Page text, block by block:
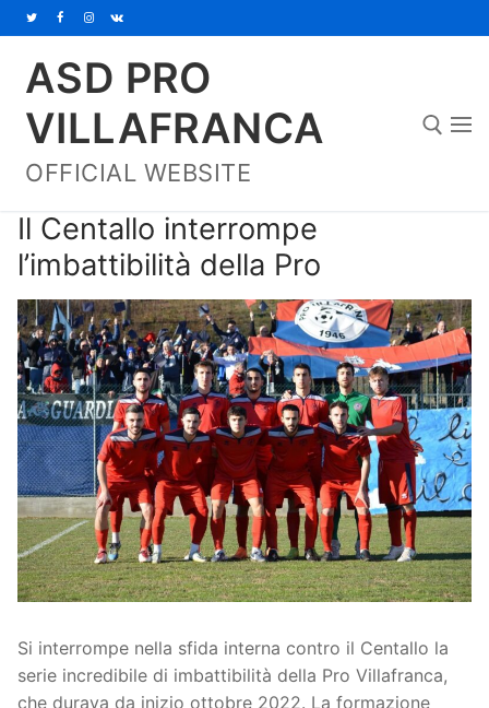
al
contenuto
ASD PRO
VILLAFRANCA
OFFICIAL WEBSITE
Home
Società
La Storia
Organigramma
Centro Sportivo
Prima Squadra
Settore Giovanile
Organizzazione
Piccoli amici
Campionati
Eccellenza
Contatti
Il Centallo interrompe
l’imbattibilità della Pro
Si interrompe nella sfida interna contro il Centallo la
serie incredibile di imbattibilità della Pro Villafranca,
che durava da inizio ottobre 2022. La formazione